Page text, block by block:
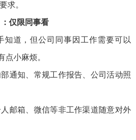
求。
仅限同事看
知道，但公司同事因工作需要可以
点小麻烦。
通知、常规工作报告、公司活动照
邮箱、微信等非工作渠道随意对外